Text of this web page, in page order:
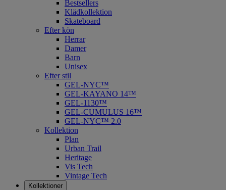
Bestsellers
Klädkollektion
Skateboard
Efter kön
Herrar
Damer
Barn
Unisex
Efter stil
GEL-NYC™
GEL-KAYANO 14™
GEL-1130™
GEL-CUMULUS 16™
GEL-NYC™ 2.0
Kollektion
Plan
Urban Trail
Heritage
Vis Tech
Vintage Tech
Kollektioner